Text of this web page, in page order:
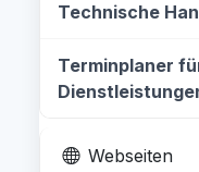
Technische
Terminplaner
Webseiten